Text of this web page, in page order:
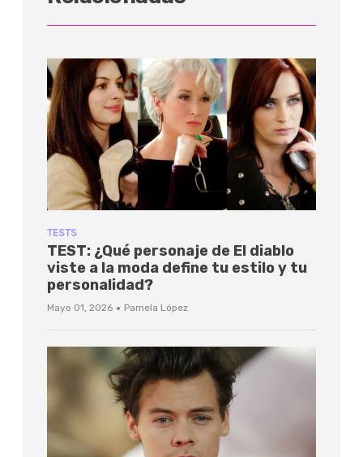
TESTS
TEST: ¿Qué personaje de El diablo
viste a la moda define tu estilo y tu
personalidad?
Mayo 01, 2026 · Pamela López